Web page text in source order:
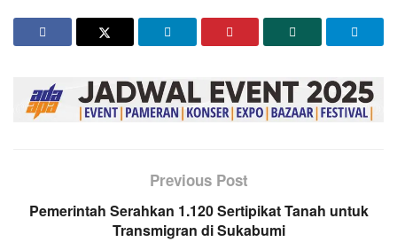
Previous Post
Pemerintah Serahkan 1.120 Sertipikat Tanah untuk
Transmigran di Sukabumi